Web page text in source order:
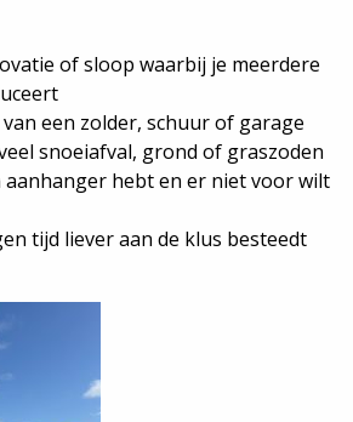
of sloop waarbij je meerdere
een zolder, schuur of garage
snoeiafval, grond of graszoden
aanhanger hebt en er niet voor wilt
tijd liever aan de klus besteedt